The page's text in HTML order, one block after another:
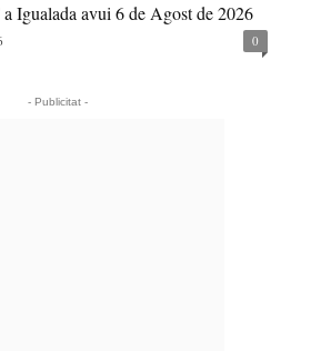
Igualada avui 6 de Agost de 2026
0
- Publicitat -